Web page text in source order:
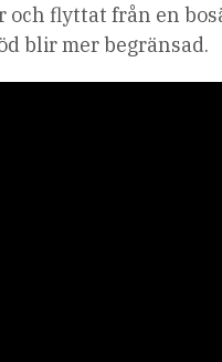
och flyttat från en
blir mer begränsad.